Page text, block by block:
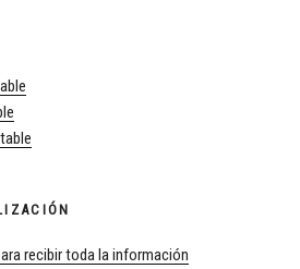
recibir toda la información